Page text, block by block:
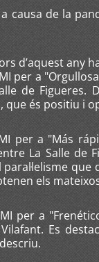
causa de la
d’aquest any
per a
de Figueres.
que és positiu i
per a "Más
La Salle de
els
per a
Es